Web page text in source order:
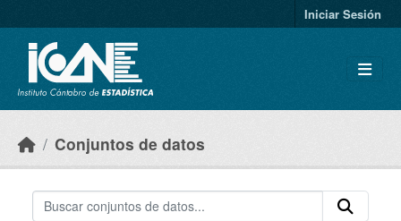
Iniciar Sesión
Conjuntos de datos